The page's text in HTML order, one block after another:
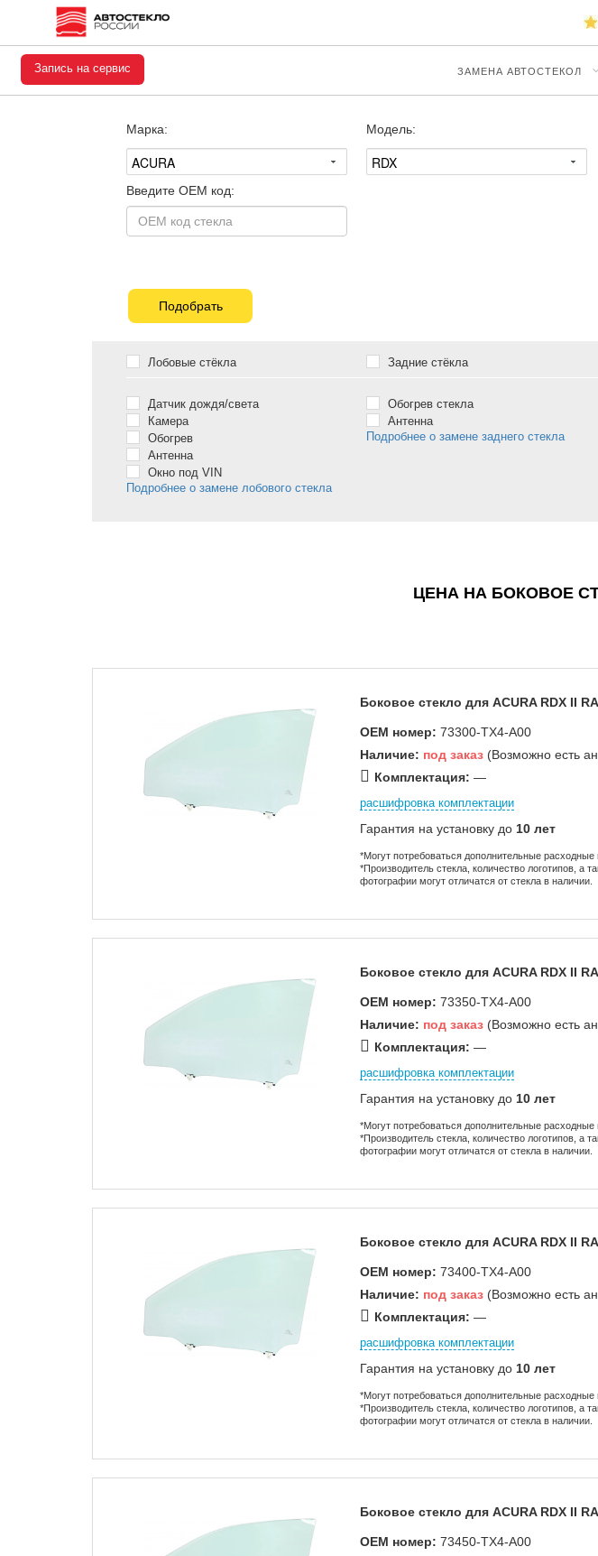
Запись на сервис ЗАМЕНА АВТОСТЕКОЛ
Марка: Модель:
Введите OEM код:
Подобрать
Лобовые стёкла
Датчик дождя/света
Камера
Обогрев
Антенна
Окно под VIN
Подробнее о замене лобового стекла
Задние стёкла
Обогрев стекла
Антенна
Подробнее о замене заднего стекла
ЦЕНА НА БОКОВОЕ
Боковое стекло для ACURA RDX II
OEM номер: 73300-TX4-A00
Наличие: под заказ(Возможно есть
Комплектация: —
расшифровка комплектации
Гарантия на установку до 10 лет
*Могут потребоваться дополнительные
*Производитель стекла, количество логотипов, а
фотографии могут отличатся от стекла в наличии.
Боковое стекло для ACURA RDX II
OEM номер: 73350-TX4-A00
Наличие: под заказ(Возможно есть
Комплектация: —
расшифровка комплектации
Гарантия на установку до 10 лет
*Могут потребоваться дополнительные
*Производитель стекла, количество логотипов, а
фотографии могут отличатся от стекла в наличии.
Боковое стекло для ACURA RDX II
OEM номер: 73400-TX4-A00
Наличие: под заказ(Возможно есть
Комплектация: —
расшифровка комплектации
Гарантия на установку до 10 лет
*Могут потребоваться дополнительные
*Производитель стекла, количество логотипов, а
фотографии могут отличатся от стекла в наличии.
Боковое стекло для ACURA RDX II
OEM номер: 73450-TX4-A00